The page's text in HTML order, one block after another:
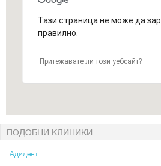
Тази страница не може да
правилно.
Притежавате ли този уебсайт?
ПОДОБНИ КЛИНИКИ
Адидент